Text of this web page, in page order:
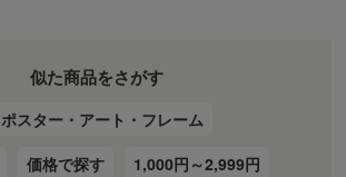
似た商品をさがす
ポスター・アート・フレーム
価格で探す
1,000円～2,999円